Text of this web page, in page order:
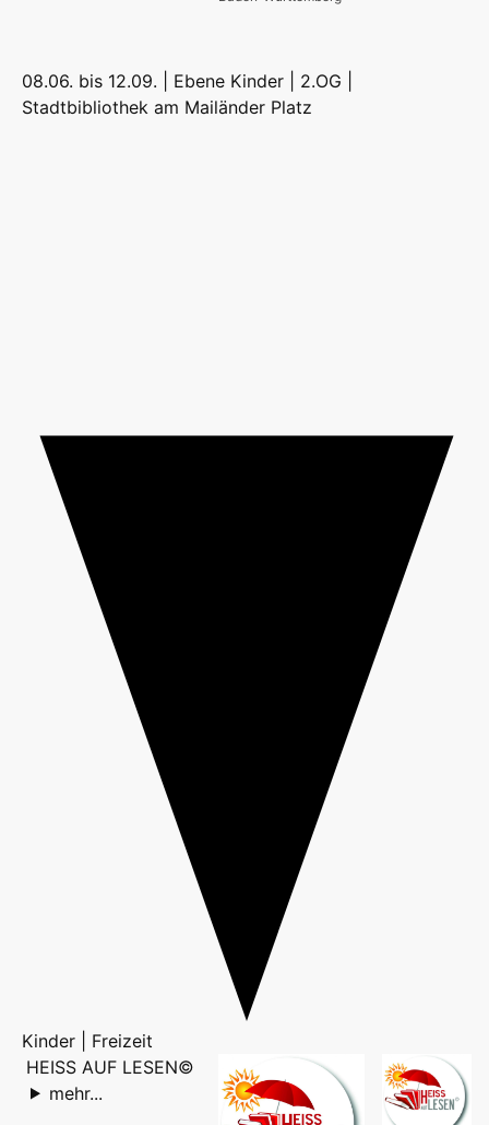
08.06. bis 12.09. | Ebene Kinder | 2.OG |
Stadtbibliothek am Mailänder Platz
Kinder | Freizeit
HEISS AUF LESEN©
mehr...